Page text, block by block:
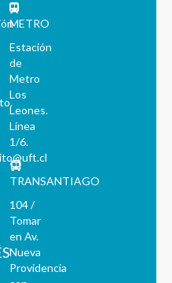
METRO
Estación
de
Metro
Los
Leones.
Línea
1/6.
TRANSANTIAGO
104 /
Tomar
en Av.
Nueva
Providencia